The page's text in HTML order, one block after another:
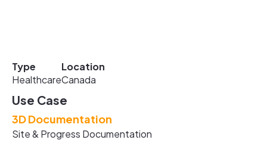
Type
Healthcare
Location
Canada
Use Case
3D Documentation
Site & Progress Documentation